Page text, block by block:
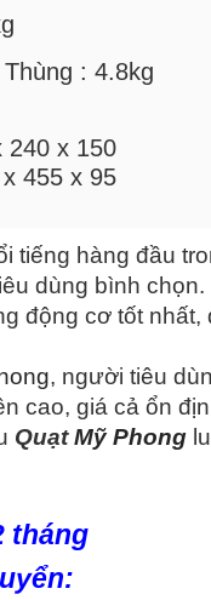
: 4.8kg
240 x 150
455 x 95
tiếng hàng đầu
dùng bình chọn.
động cơ tốt nhất,
, người tiêu
cao, giá cả ổn
QuạtMỹ Phong
tháng